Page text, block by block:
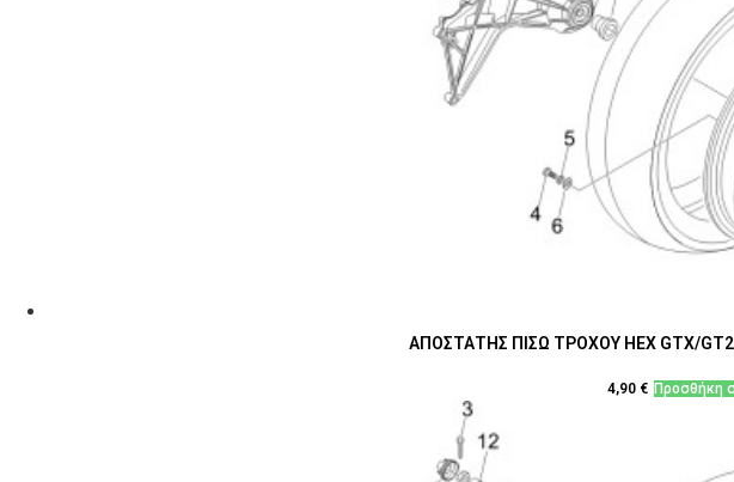
ΑΠΟΣΤΑΤΗΣ ΠΙΣΩ ΤΡΟΧΟΥ ΗΕΧ GTX/
4,90 € Προσθήκη